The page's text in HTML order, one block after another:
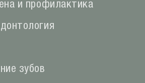
и профилактика
зубов